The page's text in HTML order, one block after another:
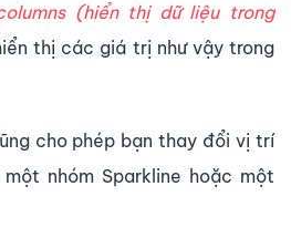
(hiển thị dữ liệu trong
thị các giá trị như vậy trong
cho phép bạn thay đổi vị trí
nhóm Sparkline hoặc một